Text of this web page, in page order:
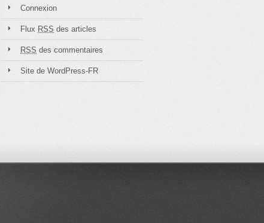
Connexion
Flux RSS des articles
RSS des commentaires
Site de WordPress-FR